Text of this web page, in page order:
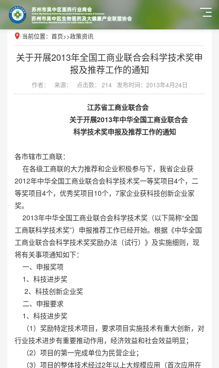
当前位置： 首页>>政策资讯
关于开展2013年全国工商业联合会科学技术奖申
报及推荐工作的通知
作者： 来源： 点击数： 214 发布时间：2013年4月24日
江苏省工商业联合会
关于开展2013年中华全国工商业联合会
科学技术奖申报及推荐工作的通知
各市辖市工商联：
在各级工商联的大力推荐和企业积极参与下，我省企业获
2012年中华全国工商业联合会科学技术奖一等奖项目4个，二
等奖项目4个，优秀奖项目10个，7家企业获科技创新企业家
奖。
2013年中华全国工商业联合会科学技术奖（以下简称“全国
工商联科学技术奖”）申报推荐工作已经开始。根据《中华全国
工商业联合会科学技术奖奖励办法（试行）》及实施细则，现
将有关事项通知如下：
一、申报奖项
1、科技进步奖
2、科技创新企业奖
二、申报要求
1、科技进步奖
（1）奖励特定技术项目，要求项目实施技术有重大创新，对
行业技术进步有重要推动作用，经济效益和社会效益明显；
（2）项目的第一完成单位为民营企业；
（3）项目的整体技术经过2年以上大规模应用（首次应用在